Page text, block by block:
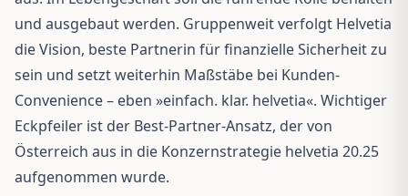
und ausgebaut werden. Gruppenweit verfolgt Helvetia
die Vision, beste Partnerin für finanzielle Sicherheit zu
sein und setzt weiterhin Maßstäbe bei Kunden-
Convenience – eben »einfach. klar. helvetia«. Wichtiger
Eckpfeiler ist der Best-Partner-Ansatz, der von
Österreich aus in die Konzernstrategie helvetia 20.25
aufgenommen wurde.